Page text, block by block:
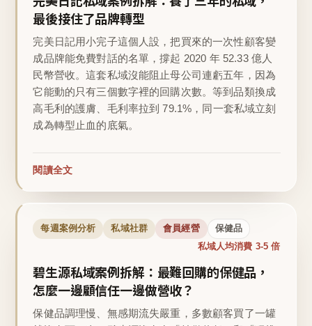
最後接住了品牌轉型
完美日記用小完子這個人設，把買來的一次性顧客變
成品牌能免費對話的名單，撐起 2020 年 52.33 億人
民幣營收。這套私域沒能阻止母公司連虧五年，因為
它能動的只有三個數字裡的回購次數。等到品類換成
高毛利的護膚、毛利率拉到 79.1%，同一套私域立刻
成為轉型止血的底氣。
閱讀全文
每週案例分析 私域社群 會員經營 保健品
私域人均消費 3-5 倍
碧生源私域案例拆解：最難回購的保健品，
怎麼一邊顧信任一邊做營收？
保健品調理慢、無感期流失嚴重，多數顧客買了一罐